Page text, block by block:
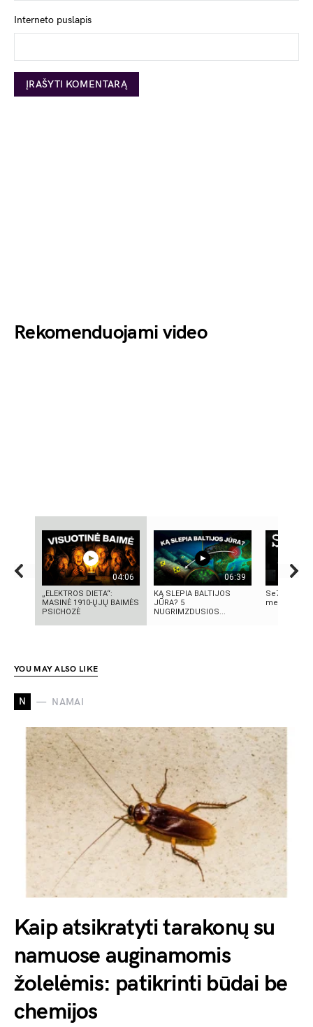
Interneto puslapis
Rekomenduojami video
04:06
„ELEKTROS DIETA“:
MASINĖ 1910-ŲJŲ BAIMĖS
PSICHOZĖ
06:39
KĄ SLEPIA BALTIJOS
JŪRA? 5
NUGRIMZDUSIOS...
Se7en –
meno
YOU MAY ALSO LIKE
N NAMAI
Kaip atsikratyti tarakonų su
namuose auginamomis
žolelėmis: patikrinti būdai be
chemijos